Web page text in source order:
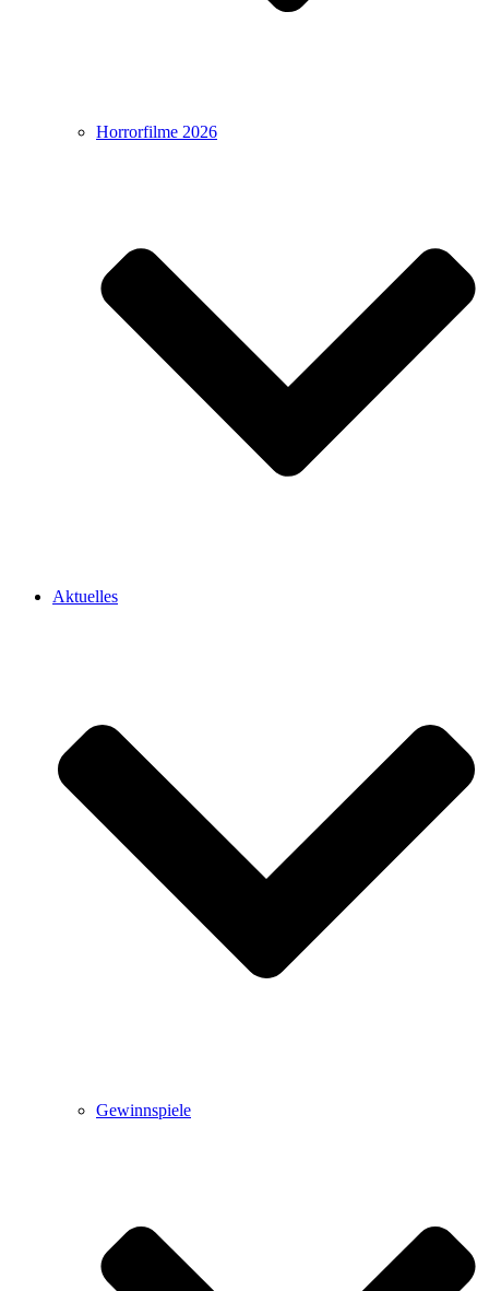
Horrorfilme 2026
Aktuelles
Gewinnspiele